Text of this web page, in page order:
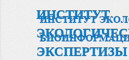
ИНСТИТУТ